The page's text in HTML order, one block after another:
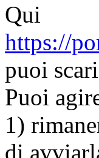
Qui
https://
puoi
Puoi
1)
di